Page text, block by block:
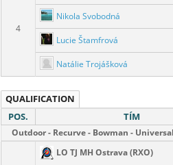
4
Nikola Svobodná
Lucie Štamfrová
Natálie Trojášková
QUALIFICATION
POS.
TÍM
Outdoor - Recurve - Bowman -
LO TJ MH Ostrava (RXO)